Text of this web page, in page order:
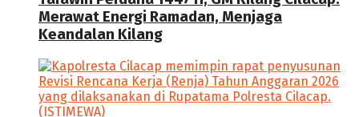
Merawat Energi Ramadan, Menjaga
Keandalan Kilang